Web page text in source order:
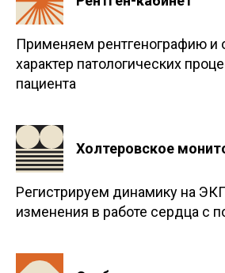
Применяем рентгенографию и
характер патологических
пациента
Холтеровское
Регистрируем динамику на
изменения в работе сердца с